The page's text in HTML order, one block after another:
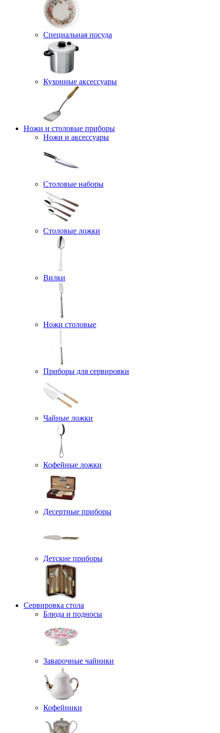
Специальная посуда
Кухонные аксессуары
Ножи и столовые приборы
Ножи и аксессуары
Столовые наборы
Столовые ложки
Вилки
Ножи столовые
Приборы для сервировки
Чайные ложки
Кофейные ложки
Десертные приборы
Детские приборы
Сервировка стола
Блюда и подносы
Заварочные чайники
Кофейники